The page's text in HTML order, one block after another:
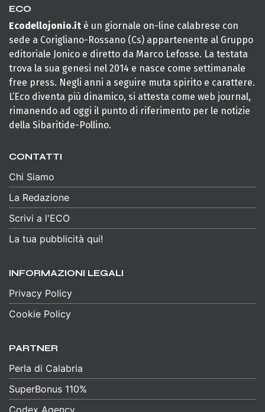
ECO
Ecodellojonio.it è un giornale on-line calabrese con
sede a Corigliano-Rossano (Cs) appartenente al Gruppo
editoriale Jonico e diretto da Marco Lefosse. La testata
trova la sua genesi nel 2014 e nasce come settimanale
free press. Negli anni a seguire muta spirito e carattere.
L’Eco diventa più dinamico, si attesta come web journal,
rimanendo ad oggi il punto di riferimento per le notizie
della Sibaritide-Pollino.
CONTATTI
Chi Siamo
La Redazione
Scrivi a l'ECO
La tua pubblicità qui!
INFORMAZIONI LEGALI
Privacy Policy
Cookie Policy
PARTNER
Perla di Calabria
SuperBonus 110%
Codex Agency